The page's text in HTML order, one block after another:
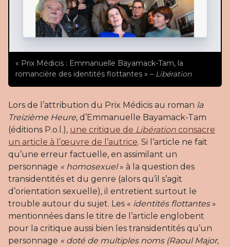
« Prix Médicis : Emmanuelle Bayamack-Tam, la
romancière des identités flottantes » – Libération
Lors de l’attribution du Prix Médicis au roman la
Treizième Heure, d’Emmanuelle Bayamack-Tam
(éditions P.o.l.), une critique de Libération consacre
un article à l’œuvre de l’autrice. Si l’article ne fait
qu’une erreur factuelle, en assimilant un
personnage « homosexuel» à la question des
transidentités et du genre (alors qu’il s’agit
d’orientation sexuelle), il entretient surtout le
trouble autour du sujet. Les « identités flottantes»
mentionnées dans le titre de l’article englobent
pour la critique aussi bien les transidentités qu’un
personnage « doté de multiples noms (Raoul Major,